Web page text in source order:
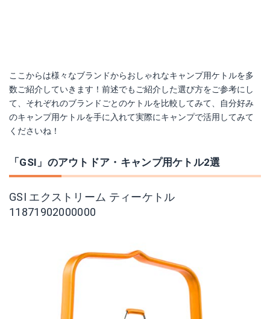
ここからは様々なブランドからおしゃれなキャンプ用ケトルを多
数ご紹介していきます！前述でもご紹介した選び方をご参考にし
て、それぞれのブランドごとのケトルを比較してみて、自分好み
のキャンプ用ケトルを手に入れて実際にキャンプで活用してみて
くださいね！
「GSI」のアウトドア・キャンプ用ケトル2選
GSI エクストリーム ティーケトル
11871902000000